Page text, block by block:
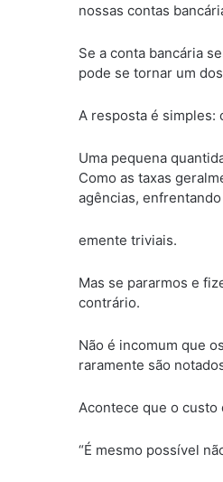
nossas contas
Se a conta bancária
pode se tornar um
A resposta é simples:
Uma pequena
Como as taxas
agências,
emente triviais.
Mas se pararmos e
contrário.
Não é incomum que
raramente são
Acontece que o custo
“É mesmo possível